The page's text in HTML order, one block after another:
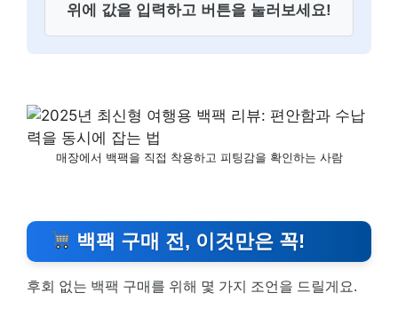
위에 값을 입력하고 버튼을 눌러보세요!
매장에서 백팩을 직접 착용하고 피팅감을 확인하는 사람
백팩 구매 전, 이것만은 꼭!
후회 없는 백팩 구매를 위해 몇 가지 조언을 드릴게요.